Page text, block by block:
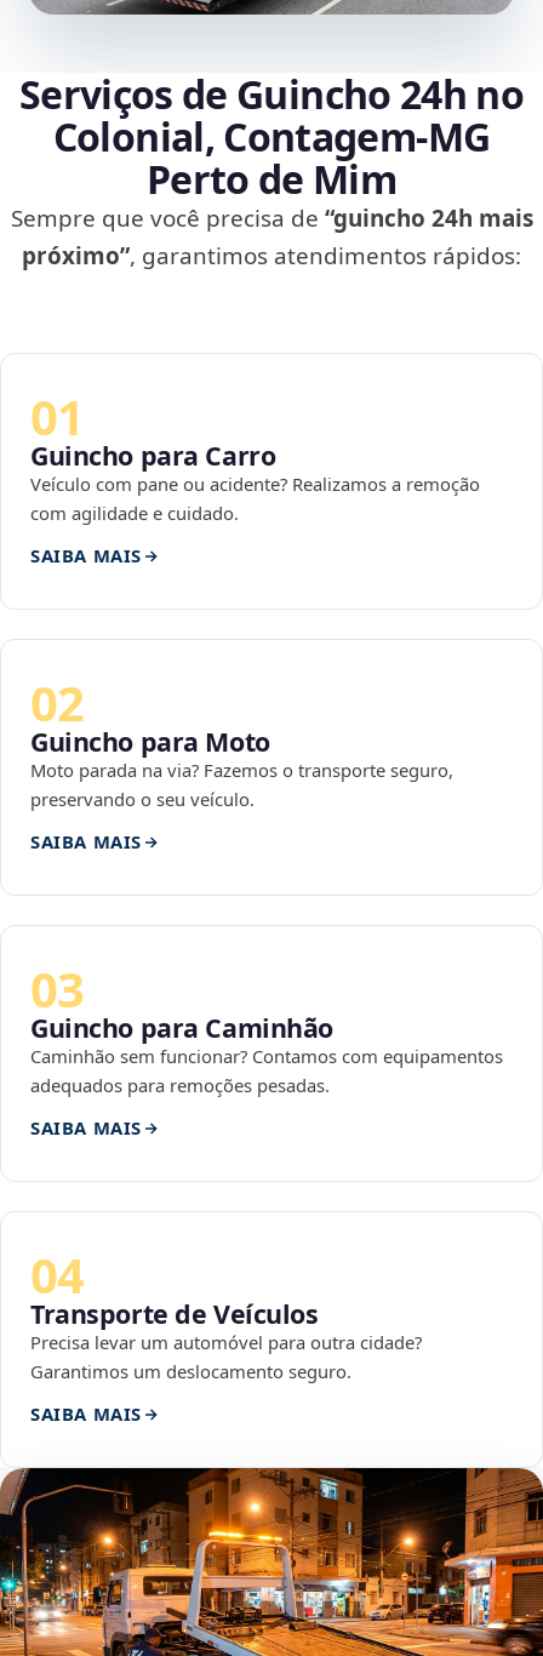
Serviços de Guincho 24h no
Colonial, Contagem‑MG
Perto de Mim
Sempre que você precisa de “guincho 24h mais
próximo”, garantimos atendimentos rápidos:
01
Guincho para Carro
Veículo com pane ou acidente? Realizamos a remoção
com agilidade e cuidado.
SAIBA MAIS
02
Guincho para Moto
Moto parada na via? Fazemos o transporte seguro,
preservando o seu veículo.
SAIBA MAIS
03
Guincho para Caminhão
Caminhão sem funcionar? Contamos com equipamentos
adequados para remoções pesadas.
SAIBA MAIS
04
Transporte de Veículos
Precisa levar um automóvel para outra cidade?
Garantimos um deslocamento seguro.
SAIBA MAIS